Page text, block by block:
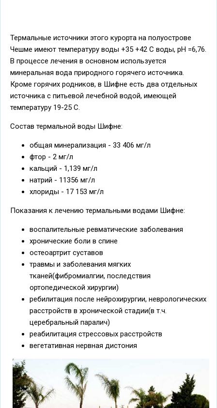
Термальные источники этого курорта на полуострове
Чешме имеют температуру воды +35 +42 C воды, рН =6,76.
В процессе лечения в основном используется
минеральная вода природного горячего источника.
Кроме горячих родников, в Шифне есть два отдельных
источника с питьевой лечебной водой, имеющей
температуру 19-25 С.
Состав термальной воды Шифне:
общая минерализация - 33 406 мг/л
фтор - 2 мг/л
кальций - 1,139 мг/л
натрий - 11356 мг/л
хлориды - 17 153 мг/л
Показания к лечению термальными водами Шифне:
воспалительные ревматические заболевания
хронические боли в спине
остеоартрит суставов
травмы и заболевания мягких
тканей(фибромиалгии, последствия
ортопедической хирургии)
ребилитация после нейрохирургии, неврологических
расстройств в хронической стадии(в т.ч.
церебральный паралич)
реабилитация стрессовых расстройств
вегетативная нервная дистония